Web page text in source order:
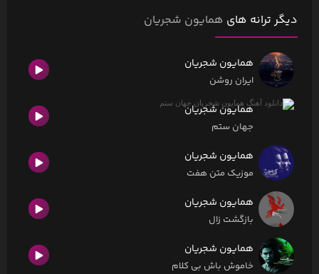
دیگر ترانه های همایون شجریان
همایون شجریان
ایران روشن
همایون شجریان
جهان ستم
همایون شجریان
موزیک متن هفت
همایون شجریان
بازگشت زال
همایون شجریان
خاموش باش بی کلام